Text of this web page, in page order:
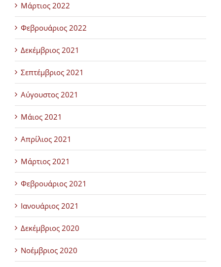
Μάρτιος 2022
Φεβρουάριος 2022
Δεκέμβριος 2021
Σεπτέμβριος 2021
Αύγουστος 2021
Μάιος 2021
Απρίλιος 2021
Μάρτιος 2021
Φεβρουάριος 2021
Ιανουάριος 2021
Δεκέμβριος 2020
Νοέμβριος 2020